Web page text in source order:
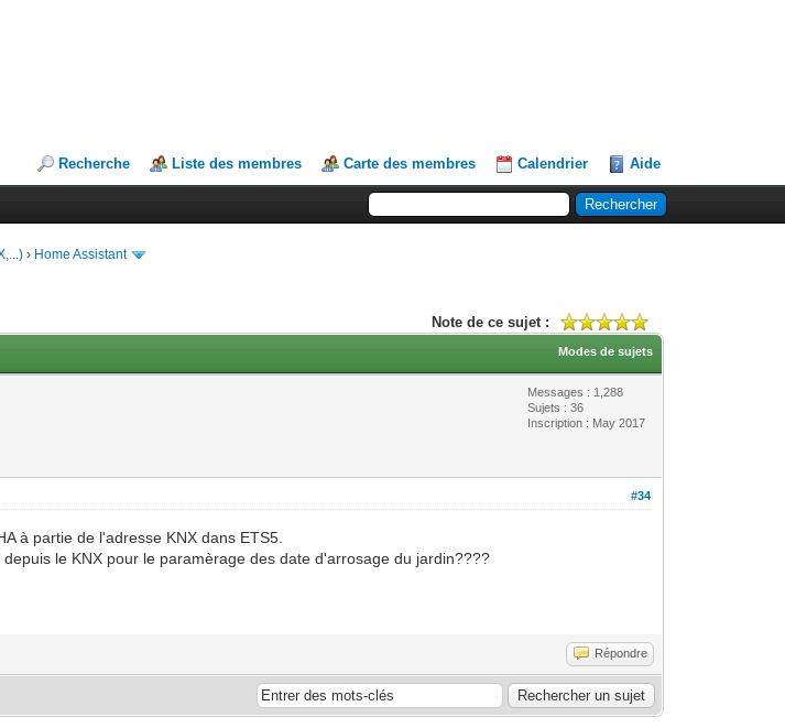
Recherche Liste des membres Carte des membres Calendrier Aide
› Home Assistant
Note de ce sujet :
Modes de sujets
Messages : 1,288
Sujets : 36
Inscription : May 2017
#34
à partie de l'adresse KNX dans ETS5.
le KNX pour le paramèrage des date d'arrosage du jardin????
Répondre